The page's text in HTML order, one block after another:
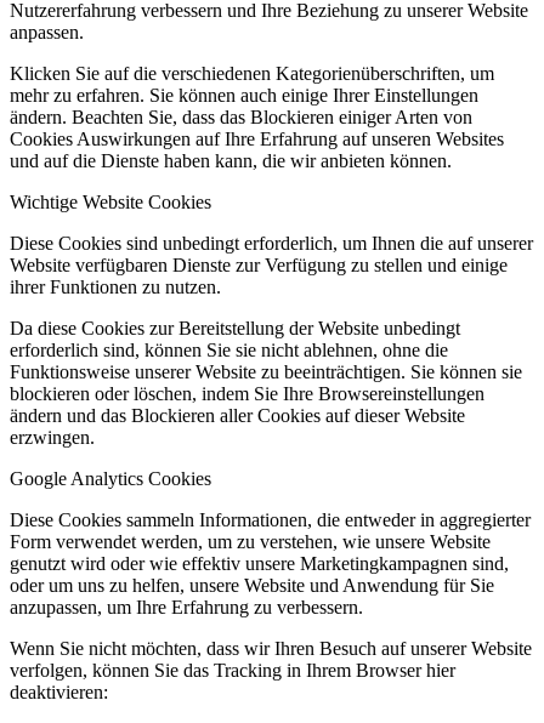
Nutzererfahrung verbessern und Ihre Beziehung zu unserer Website
anpassen.
Klicken Sie auf die verschiedenen Kategorienüberschriften, um
mehr zu erfahren. Sie können auch einige Ihrer Einstellungen
ändern. Beachten Sie, dass das Blockieren einiger Arten von
Cookies Auswirkungen auf Ihre Erfahrung auf unseren Websites
und auf die Dienste haben kann, die wir anbieten können.
Wichtige Website Cookies
Diese Cookies sind unbedingt erforderlich, um Ihnen die auf unserer
Website verfügbaren Dienste zur Verfügung zu stellen und einige
ihrer Funktionen zu nutzen.
Da diese Cookies zur Bereitstellung der Website unbedingt
erforderlich sind, können Sie sie nicht ablehnen, ohne die
Funktionsweise unserer Website zu beeinträchtigen. Sie können sie
blockieren oder löschen, indem Sie Ihre Browsereinstellungen
ändern und das Blockieren aller Cookies auf dieser Website
erzwingen.
Google Analytics Cookies
Diese Cookies sammeln Informationen, die entweder in aggregierter
Form verwendet werden, um zu verstehen, wie unsere Website
genutzt wird oder wie effektiv unsere Marketingkampagnen sind,
oder um uns zu helfen, unsere Website und Anwendung für Sie
anzupassen, um Ihre Erfahrung zu verbessern.
Wenn Sie nicht möchten, dass wir Ihren Besuch auf unserer Website
verfolgen, können Sie das Tracking in Ihrem Browser hier
deaktivieren: